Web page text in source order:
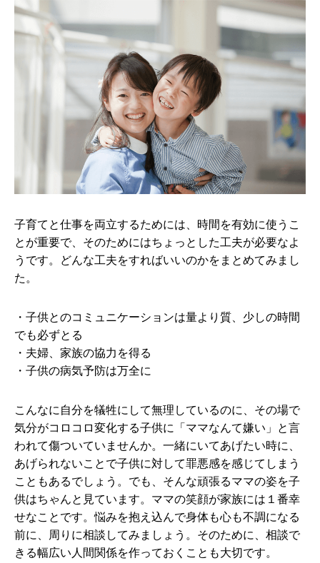
子育てと仕事を両立するためには、時間を有効に使うこ
とが重要で、そのためにはちょっとした工夫が必要なよ
うです。どんな工夫をすればいいのかをまとめてみまし
た。
・子供とのコミュニケーションは量より質、少しの時間
でも必ずとる
・夫婦、家族の協力を得る
・子供の病気予防は万全に
こんなに自分を犠牲にして無理しているのに、その場で
気分がコロコロ変化する子供に「ママなんて嫌い」と言
われて傷ついていませんか。一緒にいてあげたい時に、
あげられないことで子供に対して罪悪感を感じてしまう
こともあるでしょう。でも、そんな頑張るママの姿を子
供はちゃんと見ています。ママの笑顔が家族には１番幸
せなことです。悩みを抱え込んで身体も心も不調になる
前に、周りに相談してみましょう。そのために、相談で
きる幅広い人間関係を作っておくことも大切です。